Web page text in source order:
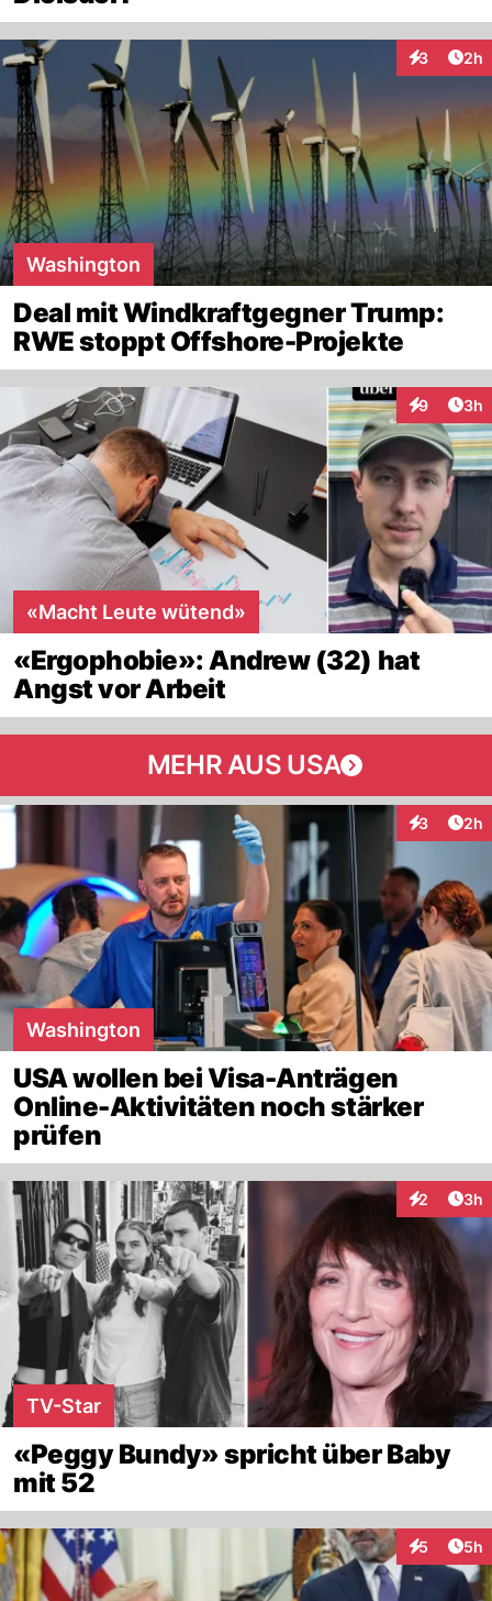
3 2h
Washington
Deal mit Windkraftgegner Trump:
RWE stoppt Offshore-Projekte
9 3h
«Macht Leute wütend»
«Ergophobie»: Andrew (32) hat
Angst vor Arbeit
MEHR AUS USA
3 2h
Washington
USA wollen bei Visa-Anträgen
Online-Aktivitäten noch stärker
prüfen
2 3h
TV-Star
«Peggy Bundy» spricht über Baby
mit 52
5 5h